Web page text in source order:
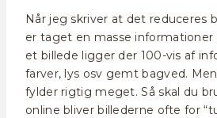
Når jeg skriver at det reduceres
er taget en masse informationer
et billede ligger der 100-vis af
farver, lys osv gemt bagved.
fylder rigtig meget. Så skal du
online bliver billederne ofte for